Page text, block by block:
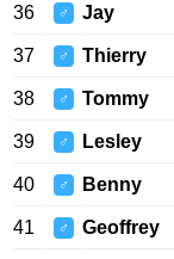
36 ♂ Jay
37 ♂ Thierry
38 ♂ Tommy
39 ♂ Lesley
40 ♂ Benny
41 ♂ Geoffrey